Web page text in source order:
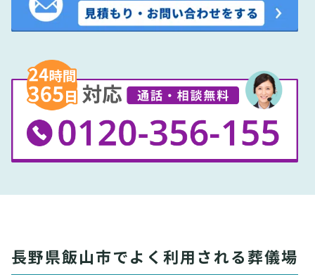
長野県飯山市でよく利用される葬儀場